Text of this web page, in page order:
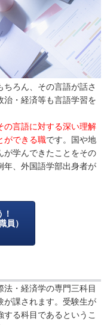
ろん、その言語が話さ
治・経済等も言語学習を
の言語に対する深い理解
ができる職です。国や地
が学んできたことをその
年、外国語学部出身者が
員）
・経済学の専門三科目
が課されます。受験生が
る科目であるというこ